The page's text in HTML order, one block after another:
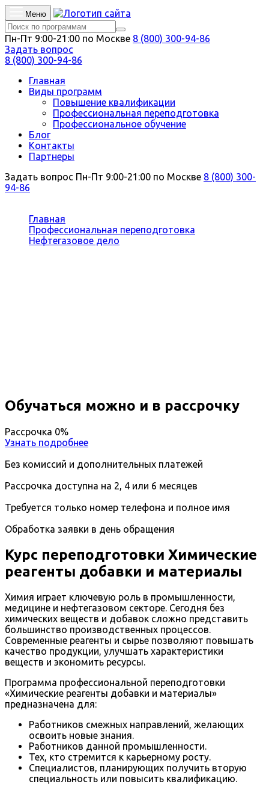
Меню
Пн-Пт 9:00-21:00 по Москве 8 (800) 300-94-86
Задать вопрос
8 (800) 300-94-86
Главная
Виды программ
Повышение квалификации
Профессиональная переподготовка
Профессиональное обучение
Блог
Контакты
Партнеры
Задать вопрос Пн-Пт 9:00-21:00 по Москве 8 (800) 300-
94-86
Главная
Профессиональная переподготовка
Нефтегазовое дело
Обучаться можно и в рассрочку
Рассрочка 0%
Узнать подробнее
Без комиссий и дополнительных платежей
Рассрочка доступна на 2, 4 или 6 месяцев
Требуется только номер телефона и полное имя
Обработка заявки в день обращения
Курс переподготовки Химические
реагенты добавки и материалы
Химия играет ключевую роль в промышленности,
медицине и нефтегазовом секторе. Сегодня без
химических веществ и добавок сложно представить
большинство производственных процессов.
Современные реагенты и сырье позволяют повышать
качество продукции, улучшать характеристики
веществ и экономить ресурсы.
Программа профессиональной переподготовки
«Химические реагенты добавки и материалы»
предназначена для:
Работников смежных направлений, желающих
освоить новые знания.
Работников данной промышленности.
Тех, кто стремится к карьерному росту.
Специалистов, планирующих получить вторую
специальность или повысить квалификацию.